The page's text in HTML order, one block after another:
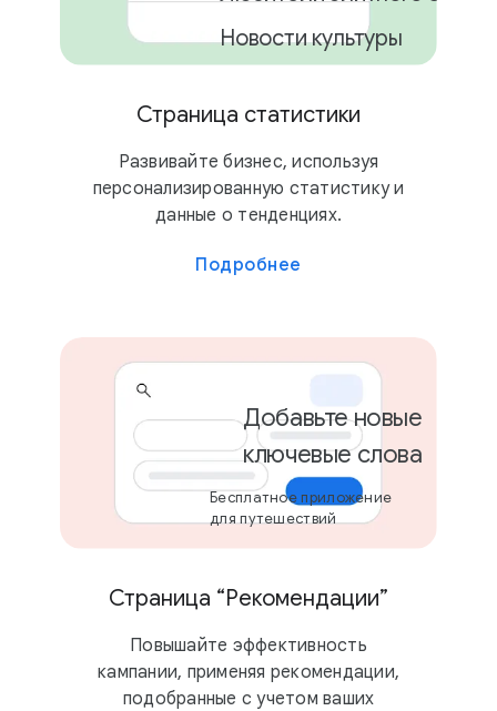
Новости культуры
2 кампании
Страница статистики
Развивайте бизнес, используя
персонализированную статистику и
данные о тенденциях.
Подробнее
Добавьте новые
ключевые слова
Бесплатное приложение
для путешествий
Страница “Рекомендации”
Повышайте эффективность
кампании, применяя рекомендации,
подобранные с учетом ваших